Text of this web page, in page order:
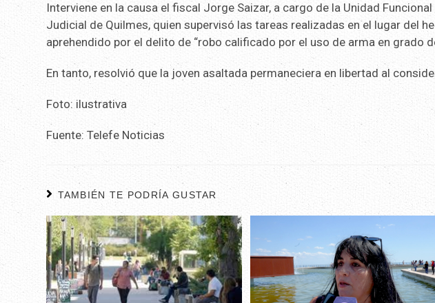
Interviene en la causa el fiscal Jorge Saizar, a cargo de la Unidad
Judicial de Quilmes, quien supervisó las tareas realizadas en el lugar del
aprehendido por el delito de “robo calificado por el uso de arma en grado
En tanto, resolvió que la joven asaltada permaneciera en libertad al
Foto: ilustrativa
Fuente: Telefe Noticias
TAMBIÉN TE PODRÍA GUSTAR